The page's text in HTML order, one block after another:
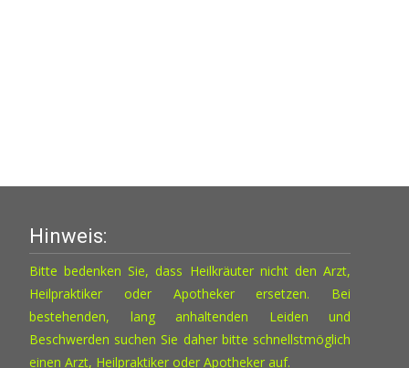
Hinweis:
Bitte bedenken Sie, dass Heilkräuter nicht den Arzt,
Heilpraktiker oder Apotheker ersetzen. Bei
bestehenden, lang anhaltenden Leiden und
Beschwerden suchen Sie daher bitte schnellstmöglich
einen Arzt, Heilpraktiker oder Apotheker auf.